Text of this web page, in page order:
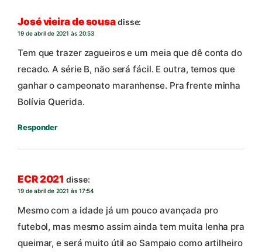
José vieira de sousadisse:
19 de abril de 2021 às 20:53
Tem que trazer zagueiros e um meia que dê conta do
recado. A série B, não será fácil. E outra, temos que
ganhar o campeonato maranhense. Pra frente minha
Bolívia Querida.
Responder
ECR 2021 disse:
19 de abril de 2021 às 17:54
Mesmo com a idade já um pouco avançada pro
futebol, mas mesmo assim ainda tem muita lenha pra
queimar, e será muito útil ao Sampaio como artilheiro